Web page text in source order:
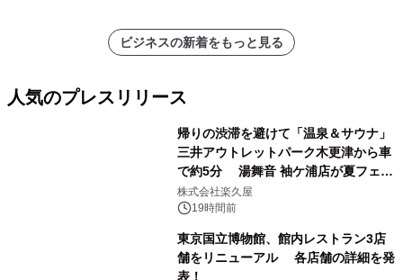
ビジネスの新着をもっと見る
人気のプレスリリース
帰りの渋滞を避けて「温泉＆サウナ」
三井アウトレットパーク木更津から車
で約5分 湯舞音 袖ケ浦店が夏フェア
メニューを提供
株式会社楽久屋
19時間前
東京国立博物館、館内レストラン3店
舗をリニューアル 各店舗の詳細を発
表！